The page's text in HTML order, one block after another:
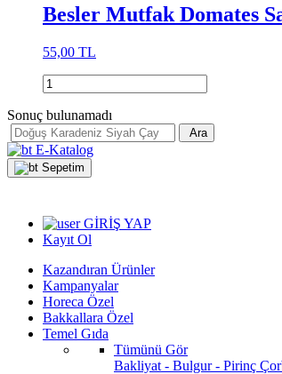
Besler Mutfak Domates
55,00 TL
Sonuç bulunamadı
Ara
E-Katalog
Sepetim
GİRİŞ YAP
Kayıt Ol
Kazandıran Ürünler
Kampanyalar
Horeca Özel
Bakkallara Özel
Temel Gıda
Tümünü Gör
Bakliyat - Bulgur - Pirinç